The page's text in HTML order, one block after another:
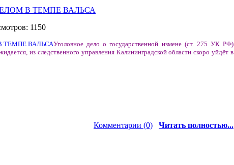
В ТЕМПЕ ВАЛЬСА
1150
Уголовное дело о государственной измене (ст. 275 УК РФ)
из следственного управления Калининградской области скоро уйдёт в
Комментарии (0) Читать полностью...